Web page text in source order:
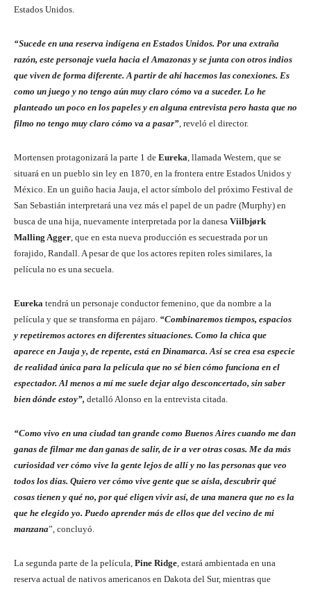
Estados Unidos.
“Sucede en una reserva indígena en Estados Unidos. Por una extraña
razón, este personaje vuela hacia el Amazonas y se junta con otros indios
que viven de forma diferente. A partir de ahí hacemos las conexiones. Es
como un juego y no tengo aún muy claro cómo va a suceder. Lo he
planteado un poco en los papeles y en alguna entrevista pero hasta que no
filmo no tengo muy claro cómo va a pasar”, reveló el director.
Mortensen protagonizará la parte 1 de Eureka, llamada Western, que se
situará en un pueblo sin ley en 1870, en la frontera entre Estados Unidos y
México. En un guiño hacia Jauja, el actor símbolo del próximo Festival de
San Sebastián interpretará una vez más el papel de un padre (Murphy) en
busca de una hija, nuevamente interpretada por la danesa Viilbjørk
Malling Agger, que en esta nueva producción es secuestrada por un
forajido, Randall. A pesar de que los actores repiten roles similares, la
película no es una secuela.
Eureka tendrá un personaje conductor femenino, que da nombre a la
película y que se transforma en pájaro. “Combinaremos tiempos, espacios
y repetiremos actores en diferentes situaciones. Como la chica que
aparece en Jauja y, de repente, está en Dinamarca. Así se crea esa especie
de realidad única para la película que no sé bien cómo funciona en el
espectador. Al menos a mí me suele dejar algo desconcertado, sin saber
bien dónde estoy”, detalló Alonso en la entrevista citada.
“Como vivo en una ciudad tan grande como Buenos Aires cuando me dan
ganas de filmar me dan ganas de salir, de ir a ver otras cosas. Me da más
curiosidad ver cómo vive la gente lejos de allí y no las personas que veo
todos los días. Quiero ver cómo vive gente que se aísla, descubrir qué
cosas tienen y qué no, por qué eligen vivir así, de una manera que no es la
que he elegido yo. Puedo aprender más de ellos que del vecino de mi
manzana”, concluyó.
La segunda parte de la película, Pine Ridge, estará ambientada en una
reserva actual de nativos americanos en Dakota del Sur, mientras que